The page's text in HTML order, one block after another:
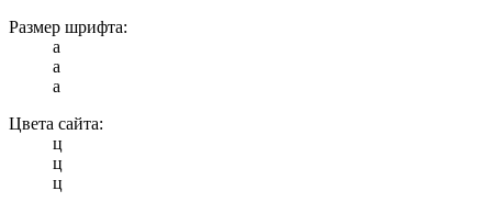
Размер шрифта:
a
a
a
Цвета сайта:
ц
ц
ц